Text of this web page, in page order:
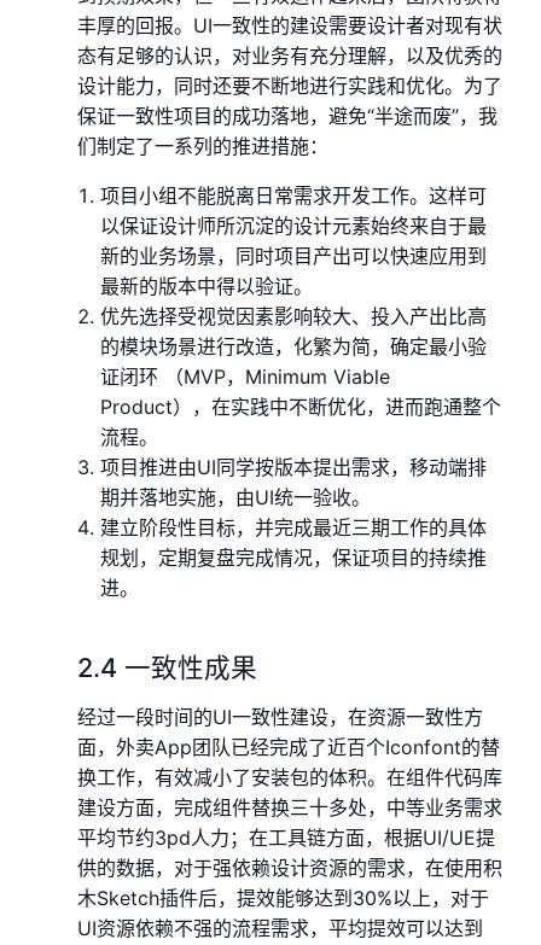
丰厚的回报。UI一致性的建设需要设计者对现有状
态有足够的认识，对业务有充分理解，以及优秀的
设计能力，同时还要不断地进行实践和优化。为了
保证一致性项目的成功落地，避免“半途而废”，我
们制定了一系列的推进措施：
项目小组不能脱离日常需求开发工作。这样可
以保证设计师所沉淀的设计元素始终来自于最
新的业务场景，同时项目产出可以快速应用到
最新的版本中得以验证。
优先选择受视觉因素影响较大、投入产出比高
的模块场景进行改造，化繁为简，确定最小验
证闭环 （MVP，Minimum Viable
Product），在实践中不断优化，进而跑通整个
流程。
项目推进由UI同学按版本提出需求，移动端排
期并落地实施，由UI统一验收。
建立阶段性目标，并完成最近三期工作的具体
规划，定期复盘完成情况，保证项目的持续推
进。
2.4 一致性成果
经过一段时间的UI一致性建设，在资源一致性方
面，外卖App团队已经完成了近百个Iconfont的替
换工作，有效减小了安装包的体积。在组件代码库
建设方面，完成组件替换三十多处，中等业务需求
平均节约3pd人力；在工具链方面，根据UI/UE提
供的数据，对于强依赖设计资源的需求，在使用积
木Sketch插件后，提效能够达到30%以上，对于
UI资源依赖不强的流程需求，平均提效可以达到